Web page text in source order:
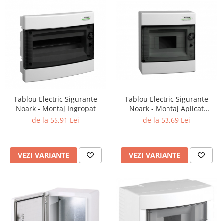
Tablou Electric Sigurante
Noark - Montaj Ingropat
de la 55,91 Lei
VEZI VARIANTE
Tablou Electric Sigurante
Noark - Montaj Aplicat
(Seletati Nr. Module)
de la 53,69 Lei
VEZI VARIANTE